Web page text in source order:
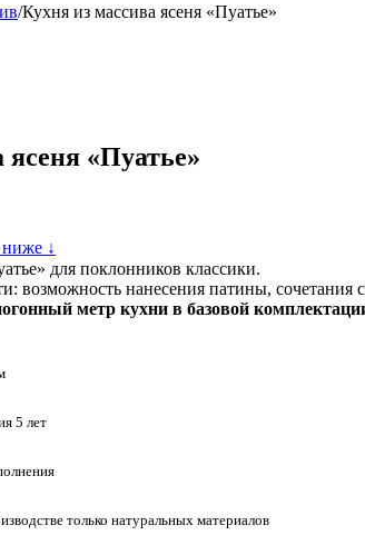
/Кухня из массива ясеня «Пуатье»
«Пуатье»
ниже ↓
для поклонников классики.
возможность нанесения патины, сочетания
метр кухни в базовой
5 лет
только натуральных материалов